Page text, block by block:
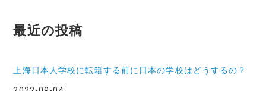
最近の投稿
上海日本人学校に転籍する前に日本の学校はどうするの？